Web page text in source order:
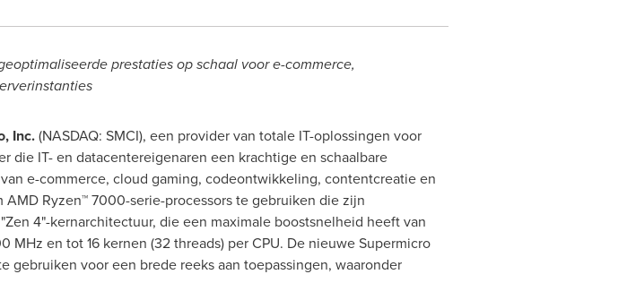
prestaties op schaal voor e-commerce,
Inc.(NASDAQ: SMCI), een provider van totale IT-oplossingen voor
die IT- en datacentereigenaren een krachtige en schaalbare
e-commerce, cloud gaming, codeontwikkeling, contentcreatie en
Ryzen™ 7000-serie-processors te gebruiken die zijn
4"-kernarchitectuur, die een maximale boostsnelheid heeft van
MHz en tot 16 kernen (32 threads) per CPU. De nieuwe Supermicro
voor een brede reeks aan toepassingen, waaronder